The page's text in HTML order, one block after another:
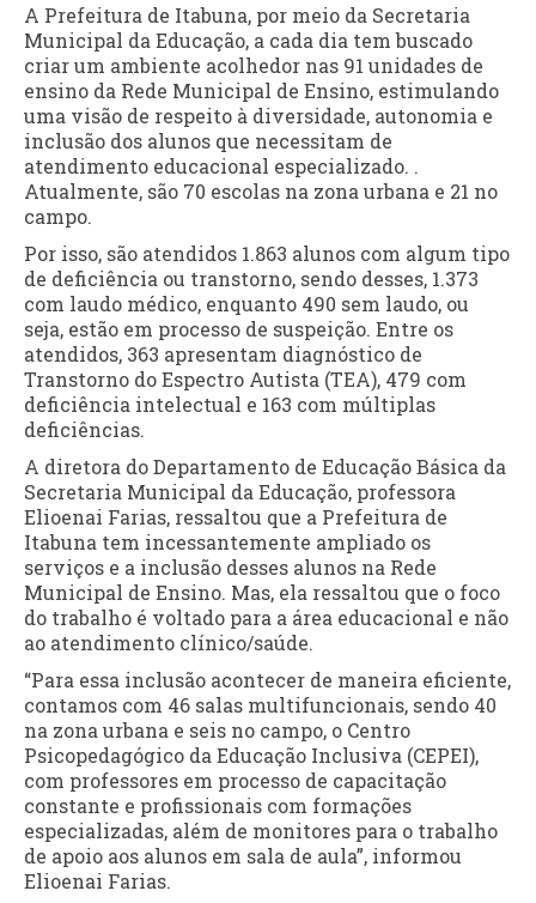
A Prefeitura de Itabuna, por meio da Secretaria
Municipal da Educação, a cada dia tem buscado
criar um ambiente acolhedor nas 91 unidades de
ensino da Rede Municipal de Ensino, estimulando
uma visão de respeito à diversidade, autonomia e
inclusão dos alunos que necessitam de
atendimento educacional especializado. .
Atualmente, são 70 escolas na zona urbana e 21 no
campo.
Por isso, são atendidos 1.863 alunos com algum tipo
de deficiência ou transtorno, sendo desses, 1.373
com laudo médico, enquanto 490 sem laudo, ou
seja, estão em processo de suspeição. Entre os
atendidos, 363 apresentam diagnóstico de
Transtorno do Espectro Autista (TEA), 479 com
deficiência intelectual e 163 com múltiplas
deficiências.
A diretora do Departamento de Educação Básica da
Secretaria Municipal da Educação, professora
Elioenai Farias, ressaltou que a Prefeitura de
Itabuna tem incessantemente ampliado os
serviços e a inclusão desses alunos na Rede
Municipal de Ensino. Mas, ela ressaltou que o foco
do trabalho é voltado para a área educacional e não
ao atendimento clínico/saúde.
“Para essa inclusão acontecer de maneira eficiente,
contamos com 46 salas multifuncionais, sendo 40
na zona urbana e seis no campo, o Centro
Psicopedagógico da Educação Inclusiva (CEPEI),
com professores em processo de capacitação
constante e profissionais com formações
especializadas, além de monitores para o trabalho
de apoio aos alunos em sala de aula”, informou
Elioenai Farias.